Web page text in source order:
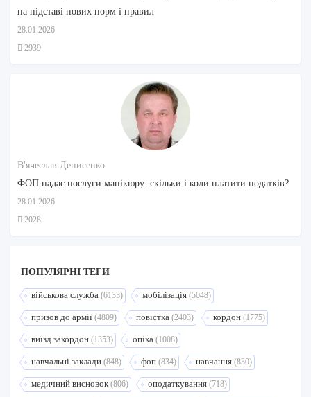
ПОПУЛЯРНI ТЕГИ
військова служба (6133) мобілізація (5048)
призов до армії (4809) повістка (2403) кордон (1775)
виїзд закордон (1353) опіка (1008)
навчальні заклади (848) фоп (834) навчання (830)
медичний висновок (806) оподаткування (718)
на підставі нових норм і правил
28.01.2026
2939
В'ячеслав Денисенко
ФОП надає послуги манікюру: скільки і коли платити податків?
28.01.2026
2028